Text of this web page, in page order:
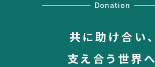
Donation
共に助け合い、
支え合う世界へ